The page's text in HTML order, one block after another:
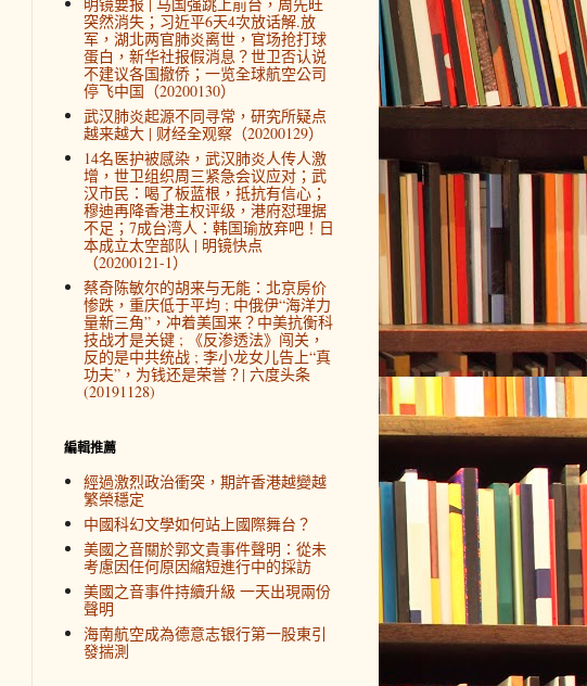
突然消失；习近平6天4次放话解.放
军，湖北两官肺炎离世，官场抢打球
蛋白，新华社报假消息？世卫否认说
不建议各国撤侨；一览全球航空公司
停飞中国（20200130）
武汉肺炎起源不同寻常，研究所疑点
越来越大 | 财经全观察（20200129）
14名医护被感染，武汉肺炎人传人激
增，世卫组织周三紧急会议应对；武
汉市民：喝了板蓝根，抵抗有信心；
穆迪再降香港主权评级，港府怼理据
不足；7成台湾人：韩国瑜放弃吧！日
本成立太空部队 | 明镜快点
（20200121-1）
蔡奇陈敏尔的胡来与无能：北京房价
惨跌，重庆低于平均 ; 中俄伊“海洋力
量新三角”，冲着美国来？中美抗衡科
技战才是关键 ; 《反渗透法》闯关，
反的是中共统战 ; 李小龙女儿告上“真
功夫”，为钱还是荣誉？| 六度头条
(20191128)
編輯推薦
經過激烈政治衝突，期許香港越變越
繁榮穩定
中國科幻文學如何站上國際舞台？
美國之音關於郭文貴事件聲明：從未
考慮因任何原因縮短進行中的採訪
美國之音事件持續升級 一天出現兩份
聲明
海南航空成為德意志银行第一股東引
發揣測